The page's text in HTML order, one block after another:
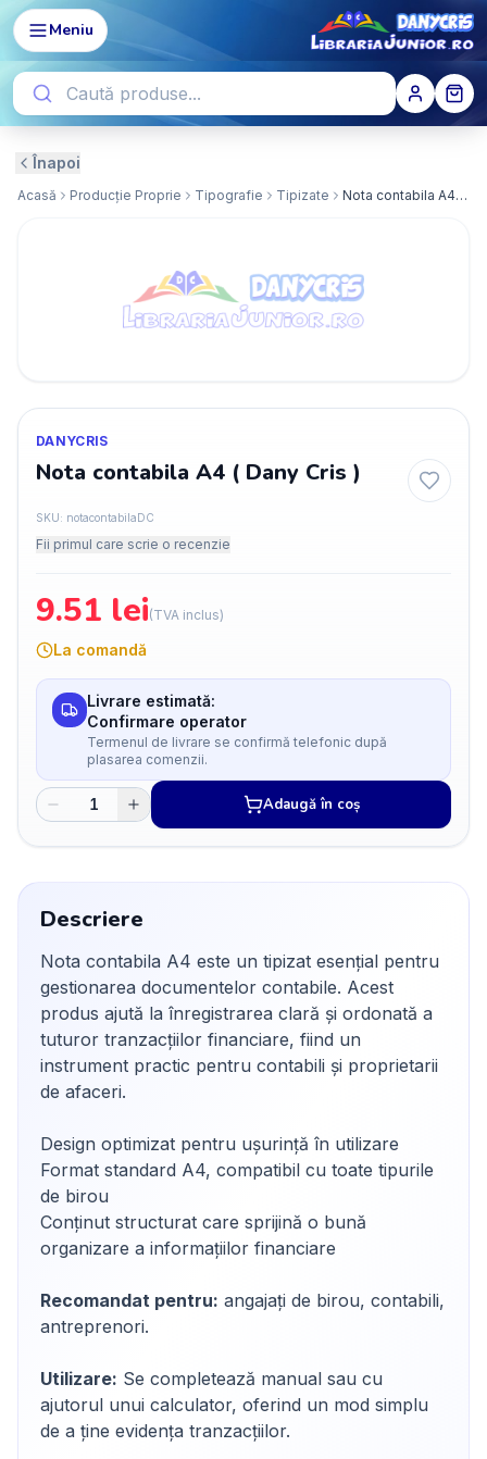
Meniu
Înapoi
Acasă Producție Proprie Tipografie Tipizate Nota contabila A4 ( Dany Cris )
DANYCRIS
Nota contabila A4 ( Dany Cris )
SKU: notacontabilaDC
Fii primul care scrie o recenzie
9.51 lei(TVA inclus)
La comandă
Livrare estimată:
Confirmare operator
Termenul de livrare se confirmă telefonic după
plasarea comenzii.
Adaugă în coș
Descriere
Nota contabila A4 este un tipizat esențial pentru
gestionarea documentelor contabile. Acest
produs ajută la înregistrarea clară și ordonată a
tuturor tranzacțiilor financiare, fiind un
instrument practic pentru contabili și proprietarii
de afaceri.
Design optimizat pentru ușurință în utilizare
Format standard A4, compatibil cu toate tipurile
de birou
Conținut structurat care sprijină o bună
organizare a informațiilor financiare
Recomandat pentru: angajați de birou, contabili,
antreprenori.
Utilizare: Se completează manual sau cu
ajutorul unui calculator, oferind un mod simplu
de a ține evidența tranzacțiilor.